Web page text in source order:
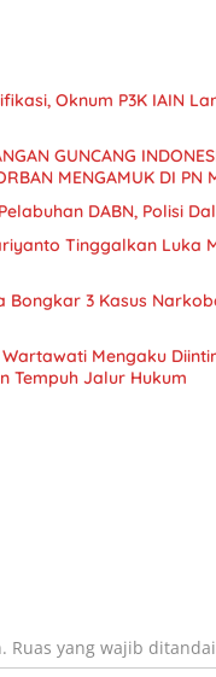
Oknum P3K IAIN
GUNCANG
MENGAMUK DI PN
DABN, Polisi
Tinggalkan Luka
Bongkar 3 Kasus
Mengaku
Tempuh Jalur Hukum
Ruas yang wajib ditandai